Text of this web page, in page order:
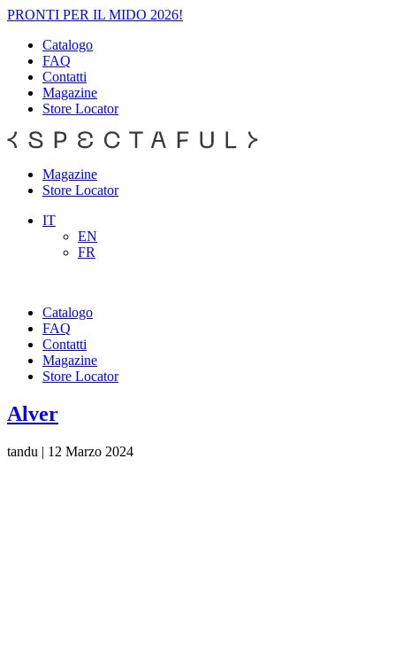
PRONTI PER IL MIDO 2026!
Catalogo
FAQ
Contatti
Magazine
Store Locator
Magazine
Store Locator
IT
EN
FR
Catalogo
FAQ
Contatti
Magazine
Store Locator
Alver
tandu | 12 Marzo 2024